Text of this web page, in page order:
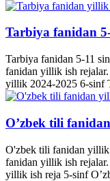
Tarbiya fanidan
Tarbiya fanidan 5-11
fanidan yillik ish
yillik 2024-2025 6-sinf
O’zbek tili
O'zbek tili fanidan
fanidan yillik ish
yillik ish reja 5-sinf